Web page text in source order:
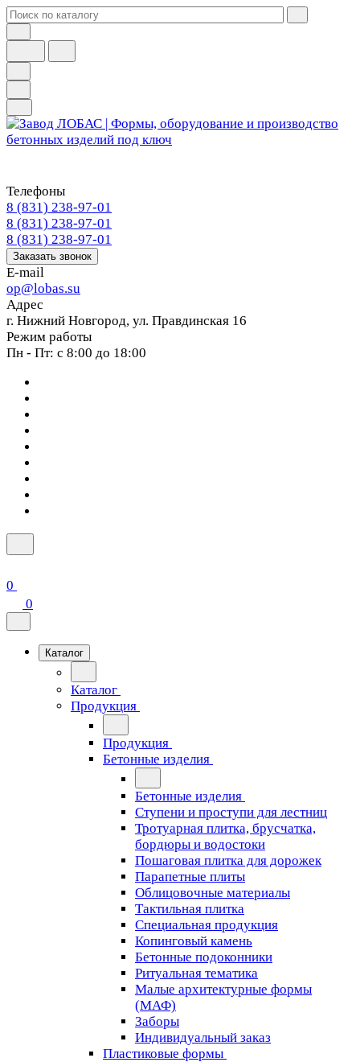
Телефоны
8 (831) 238-97-01
8 (831) 238-97-01
8 (831) 238-97-01
Заказать звонок
E-mail
op@lobas.su
Адрес
г. Нижний Новгород, ул. Правдинская 16
Режим работы
Пн - Пт: с 8:00 до 18:00
0
0
Каталог
Каталог
Продукция
Продукция
Бетонные изделия
Бетонные изделия
Ступени и проступи для лестниц
Тротуарная плитка, брусчатка,
бордюры и водостоки
Пошаговая плитка для дорожек
Парапетные плиты
Облицовочные материалы
Тактильная плитка
Специальная продукция
Копинговый камень
Бетонные подоконники
Ритуальная тематика
Малые архитектурные формы
(МАФ)
Заборы
Индивидуальный заказ
Пластиковые формы